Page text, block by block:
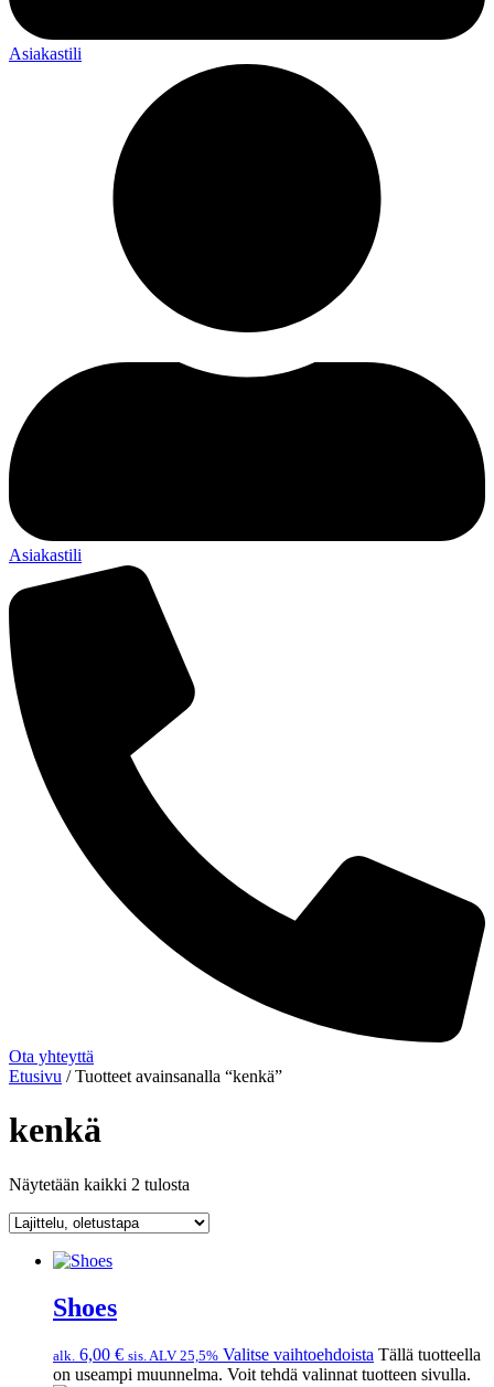
Asiakastili
Asiakastili
Ota yhteyttä
Etusivu / Tuotteet avainsanalla “kenkä”
kenkä
Näytetään kaikki 2 tulosta
Shoes
alk. 6,00 € sis. ALV 25,5% Valitse vaihtoehdoista Tällä tuotteella
on useampi muunnelma. Voit tehdä valinnat tuotteen sivulla.